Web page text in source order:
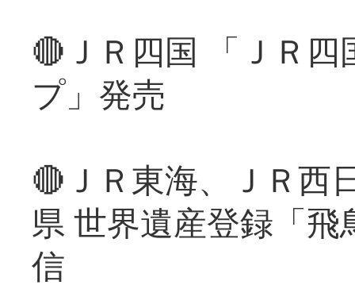
🔴ＪＲ四国 「ＪＲ
プ」発売
🔴ＪＲ東海、ＪＲ西
県 世界遺産登録「
信